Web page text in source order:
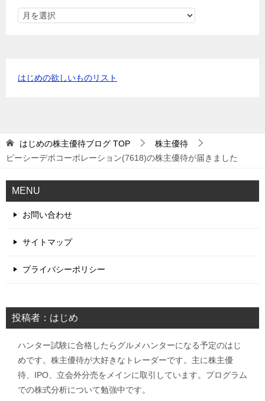
はじめの欲しいものリスト
はじめの株主優待ブログ TOP
株主優待
ピーシーデポコーポレーション(7618)の株主優待が届きました
MENU
お問い合わせ
サイトマップ
プライバシーポリシー
投稿者：はじめ
ハンター試験に合格したらグルメハンターになる予定のはじ
めです。株主優待が大好きなトレーダーです。主に株主優
待、IPO、立会外分売をメインに取引しています。プログラム
での株式分析について勉強中です。